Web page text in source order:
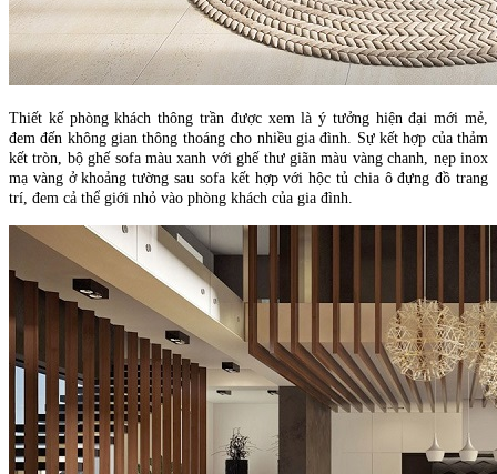
Thiết kế phòng khách thông trần được xem là ý tưởng hiện đại mới mẻ,
đem đến không gian thông thoáng cho nhiều gia đình. Sự kết hợp của thảm
kết tròn, bộ ghế sofa màu xanh với ghế thư giãn màu vàng chanh, nẹp inox
mạ vàng ở khoảng tường sau sofa kết hợp với hộc tủ chia ô đựng đồ trang
trí, đem cả thể giới nhỏ vào phòng khách của gia đình.